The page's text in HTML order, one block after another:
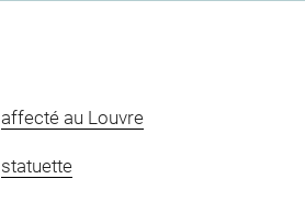
affecté au Louvre
statuette